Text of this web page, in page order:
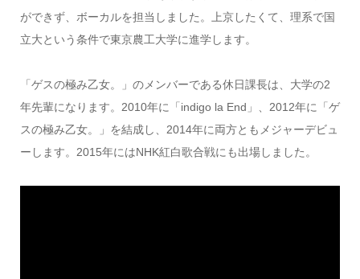
ができず、ボーカルを担当しました。上京したくて、理系で国
立大という条件で東京農工大学に進学します。
「ゲスの極み乙女。」のメンバーである休日課長は、大学の2
年先輩になります。2010年に「indigo la End」、2012年に「ゲ
スの極み乙女。」を結成し、2014年に両方ともメジャーデビュ
ーします。2015年にはNHK紅白歌合戦にも出場しました。